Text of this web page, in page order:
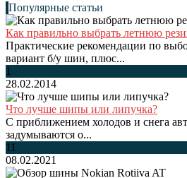
Популярные статьи
Как правильно выбрать летнюю
Практические рекомендации по
вариант б/у шин, плюс...
1
28.02.2014
Что лучше шипы или липучка?
С приближением холодов и снега
задумываются о...
11
08.02.2021